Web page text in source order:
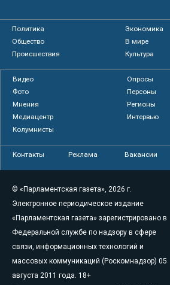
Политика
Экономика
Общество
В мире
Происшествия
Культура
Видео
Опросы
Фото
Персоны
Мнения
Регионы
Медиацентр
Интервью
Колумнисты
Контакты Реклама Вакансии
© «Парламентская газета», 2026 г.
Электронное периодическое издание
«Парламентская газета» зарегистрировано в
Федеральной службе по надзору в сфере
связи, информационных технологий и
массовых коммуникаций (Роскомнадзор) 05
августа 2011 года. 18+